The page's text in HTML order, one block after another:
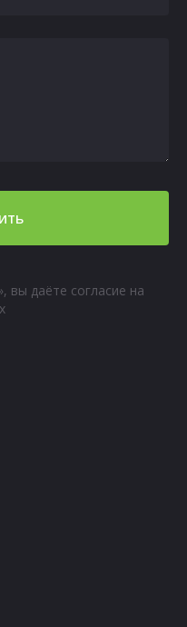
вы даёте согласие на